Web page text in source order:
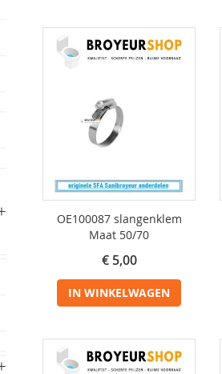
OE100087 slangenklem
Maat 50/70
€ 5,00
IN WINKELWAGEN